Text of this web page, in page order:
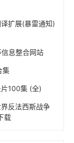
扩展(暴雷通知)
息整合网站
集
100集 (全)
反法西斯战争
载